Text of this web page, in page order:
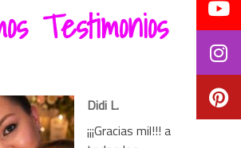
Testimonios
Didi L.
¡¡¡Gracias mil!!! a